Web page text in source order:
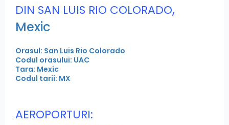
DIN SAN LUIS RIO COLORADO,
Mexic
Orasul: San Luis Rio Colorado
Codul orasului: UAC
Tara: Mexic
Codul tarii: MX
AEROPORTURI: